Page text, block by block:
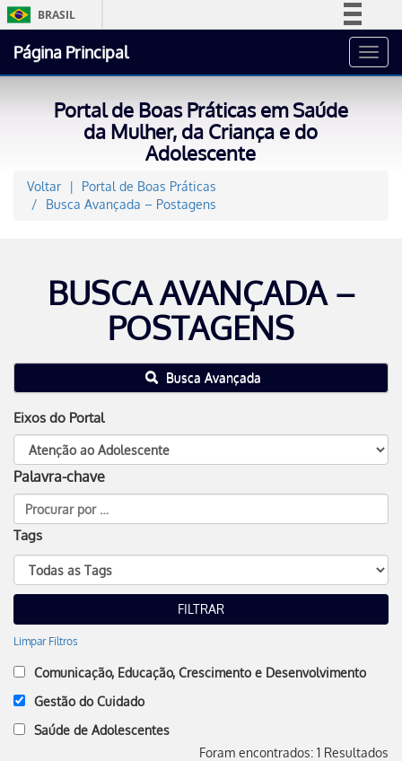
BRASIL
Acesso à informação
Página Principal
Portal de Boas Práticas em Saúde
da Mulher, da Criança e do
Adolescente
Voltar
Portal de Boas Práticas
Busca Avançada – Postagens
BUSCA AVANÇADA –
POSTAGENS
Busca Avançada
Eixos do Portal
Palavra-chave
Tags
Limpar Filtros
Comunicação, Educação, Crescimento e Desenvolvimento
Gestão do Cuidado
Saúde de Adolescentes
Foram encontrados: 1 Resultados